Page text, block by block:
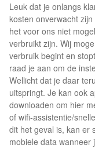
Leuk dat je onlangs
kosten onverwacht
het voor ons niet
verbruikt zijn. Wij
verbruik begint en
raad je aan om de
Wellicht dat je daar
uitspringt. Je kan ook
downloaden om hier
of wifi-assistentie/
dit het geval is, kan er
mobiele data wanneer